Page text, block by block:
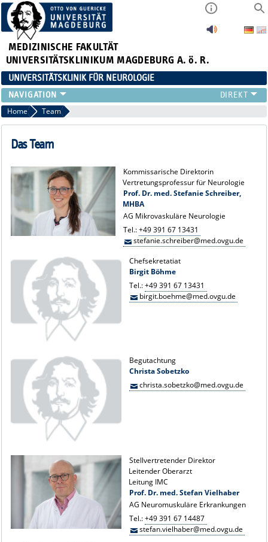
MEDIZINISCHE FAKULTÄT
UNIVERSITÄTSKLINIKUM MAGDEBURG A. ö. R.
UNIVERSITÄTSKLINIK FÜR NEUROLOGIE
TEAM
SCHWERPUNKTE
PATIENTEN/BESUCHER
FORSCHUNG
LEHRE UND AUSBILDUNG
BEWERBER
NEUVANET SAN
Home Team
Das Team
Kommissarische Direktorin
Vertretungsprofessur für Neurologie
Prof. Dr. med. Stefanie Schreiber,
MHBA
AG Mikrovaskuläre Neurologie
Tel.:+49 391 67 13431
stefanie.schreiber@med.ovgu.de
Chefsekretatiat
Birgit Böhme
Tel.:+49 391 67 13431
birgit.boehme@med.ovgu.de
Begutachtung
Christa Sobetzko
christa.sobetzko@med.ovgu.de
Stellvertretender Direktor
Leitender Oberarzt
Leitung IMC
Prof. Dr. med. Stefan Vielhaber
AG Neuromuskuläre Erkrankungen
Tel.:+49 391 67 14487
stefan.vielhaber@med.ovgu.de